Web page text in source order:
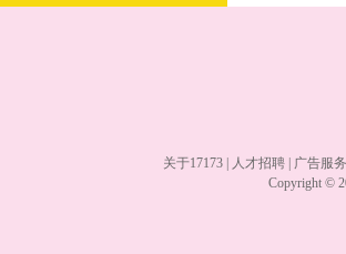
关于17173 人才招聘
广告服务
Copyright ©